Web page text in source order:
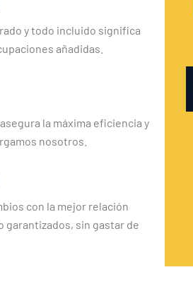
y todo incluido significa
añadidas.
la máxima eficiencia y
nosotros.
con la mejor relación
sin gastar de